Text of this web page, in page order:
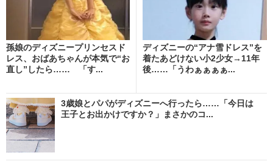
孫娘のディズニープリンセスド
レス、おばあちゃんが本気で“お
直し”したら…… 「す...
ディズニーの“アナ雪ドレス”を
着たあどけない小2少女→11年
後……「うわぁぁぁぁ...
3歳娘とパパがディズニーへ行ったら……「今日は
王子とお出かけですか？」まさかのコ...